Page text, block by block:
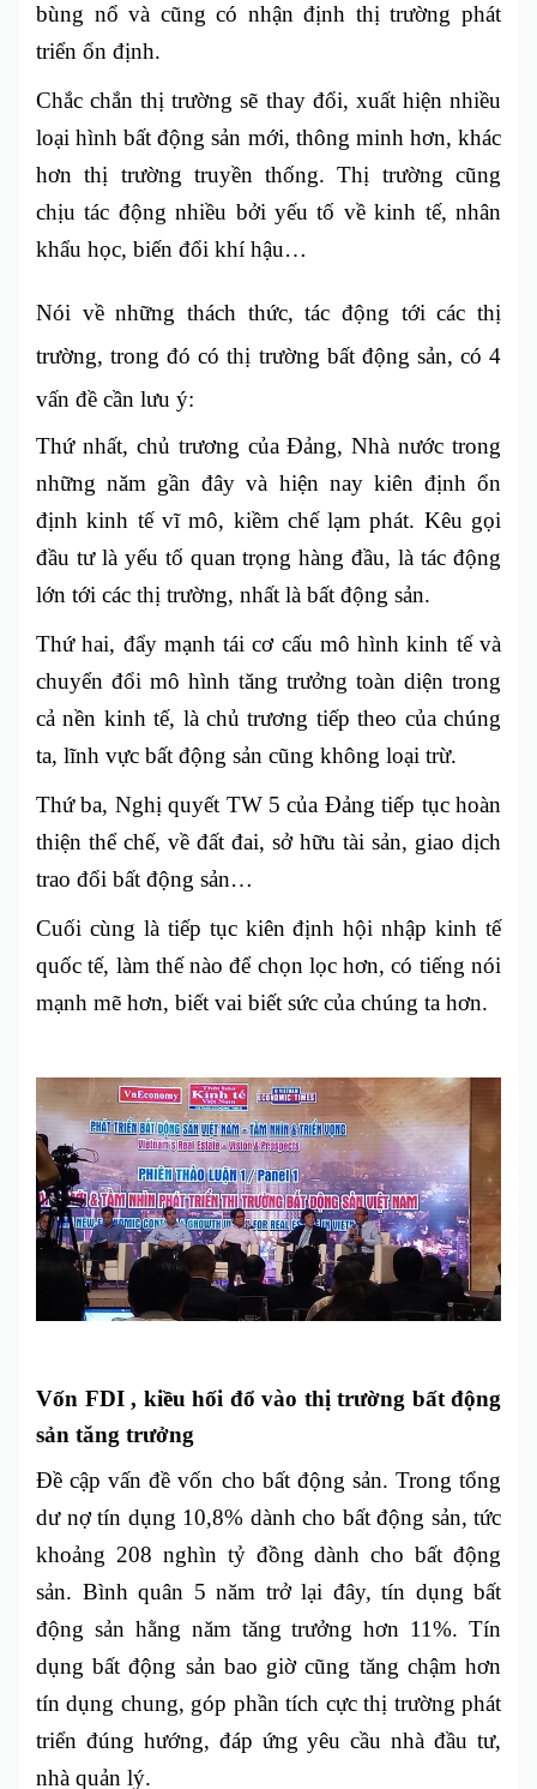
bùng nổ và cũng có nhận định thị trường phát
triển ổn định.
Chắc chắn thị trường sẽ thay đổi, xuất hiện nhiều
loại hình bất động sản mới, thông minh hơn, khác
hơn thị trường truyền thống. Thị trường cũng
chịu tác động nhiều bởi yếu tố về kinh tế, nhân
khẩu học, biến đổi khí hậu…
Nói về những thách thức, tác động tới các thị
trường, trong đó có thị trường bất động sản, có 4
vấn đề cần lưu ý:
Thứ nhất, chủ trương của Đảng, Nhà nước trong
những năm gần đây và hiện nay kiên định ổn
định kinh tế vĩ mô, kiềm chế lạm phát. Kêu gọi
đầu tư là yếu tố quan trọng hàng đầu, là tác động
lớn tới các thị trường, nhất là bất động sản.
Thứ hai, đẩy mạnh tái cơ cấu mô hình kinh tế và
chuyển đổi mô hình tăng trưởng toàn diện trong
cả nền kinh tế, là chủ trương tiếp theo của chúng
ta, lĩnh vực bất động sản cũng không loại trừ.
Thứ ba, Nghị quyết TW 5 của Đảng tiếp tục hoàn
thiện thể chế, về đất đai, sở hữu tài sản, giao dịch
trao đổi bất động sản…
Cuối cùng là tiếp tục kiên định hội nhập kinh tế
quốc tế, làm thế nào để chọn lọc hơn, có tiếng nói
mạnh mẽ hơn, biết vai biết sức của chúng ta hơn.
Vốn FDI , kiều hối đổ vào thị trường bất động
sản tăng trưởng
Đề cập vấn đề vốn cho bất động sản. Trong tổng
dư nợ tín dụng 10,8% dành cho bất động sản, tức
khoảng 208 nghìn tỷ đồng dành cho bất động
sản. Bình quân 5 năm trở lại đây, tín dụng bất
động sản hằng năm tăng trưởng hơn 11%. Tín
dụng bất động sản bao giờ cũng tăng chậm hơn
tín dụng chung, góp phần tích cực thị trường phát
triển đúng hướng, đáp ứng yêu cầu nhà đầu tư,
nhà quản lý.